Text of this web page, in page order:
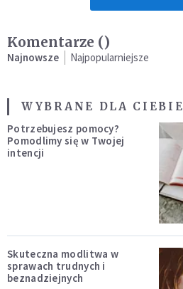
Komentarze ()
Najnowsze Najpopularniejsze
WYBRANE DLA CIEBIE
Potrzebujesz pomocy?
Pomodlimy się w Twojej
intencji
Skuteczna modlitwa w
sprawach trudnych i
beznadziejnych